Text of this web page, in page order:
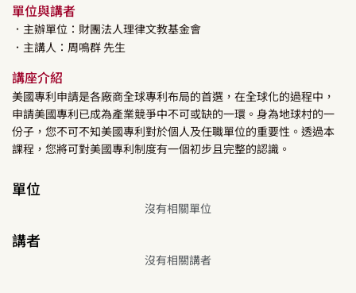
單位與講者
．主辦單位：財團法人理律文教基金會
．主講人： 周鳴群先生
講座介紹
美國專利申請是各廠商全球專利布局的首選，在全球化的過程中，
申請美國專利已成為產業競爭中不可或缺的一環。身為地球村的一
份子，您不可不知美國專利對於個人及任職單位的重要性。透過本
課程，您將可對美國專利制度有一個初步且完整的認識。
單位
沒有相關單位
講者
沒有相關講者